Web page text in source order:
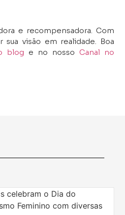
e recompensadora. Com
visão em realidade. Boa
blog e no nosso Canal no